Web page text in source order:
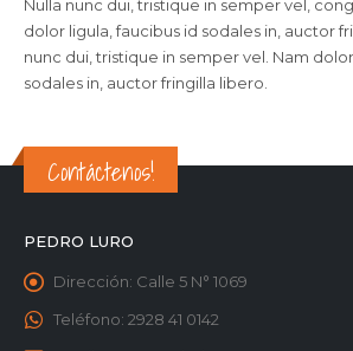
Nulla nunc dui, tristique in semper vel,
dolor ligula, faucibus id sodales in, auctor
nunc dui, tristique in semper vel. Nam
sodales in, auctor fringilla libero.
Contáctenos!
PEDRO LURO
Dirección: Calle 5 N° 1069
Teléfono: 2928 41 0142